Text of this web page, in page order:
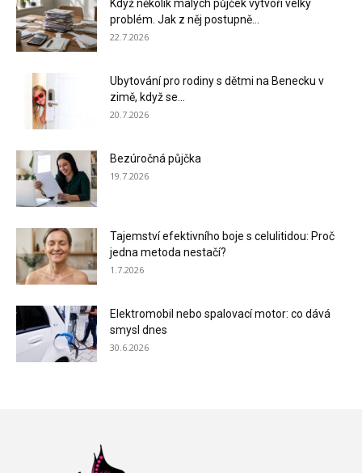
Když několik malých půjček vytvoří velký
problém. Jak z něj postupně...
22.7.2026
Ubytování pro rodiny s dětmi na Benecku v
zimě, když se...
20.7.2026
Bezúročná půjčka
19.7.2026
Tajemství efektivního boje s celulitidou: Proč
jedna metoda nestačí?
1.7.2026
Elektromobil nebo spalovací motor: co dává
smysl dnes
30.6.2026